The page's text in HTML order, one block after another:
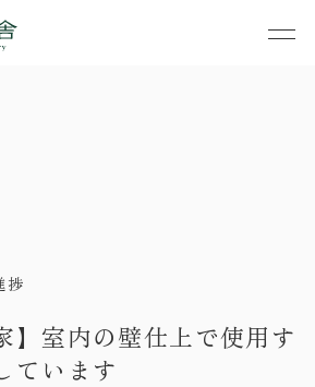
】室内の壁仕上で使用す
ています
ン
ウス6
ウス5
・お客さまの声